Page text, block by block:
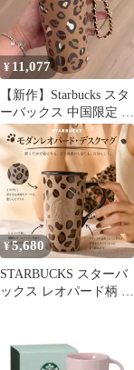
ン オシャレ The Devil
Wears Prada 2 Starbucks
ホワイト
¥ 11,077
【新作】Starbucks スタ
ーバックス 中国限定 レ
オパード柄 ステンレス
タンブラー2way 480ml
チェーンストラップ チ
ャーム付き ストロー対
応
¥5,680
STARBUCKS スターバ
ックス レオパード柄 ス
付き レオパード マグカ
ップ 473ml 海外限定デ